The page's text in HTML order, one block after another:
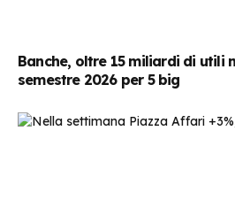
Banche, oltre 15 miliardi di utili
semestre 2026 per 5 big